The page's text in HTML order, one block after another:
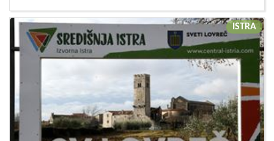
ISTRA